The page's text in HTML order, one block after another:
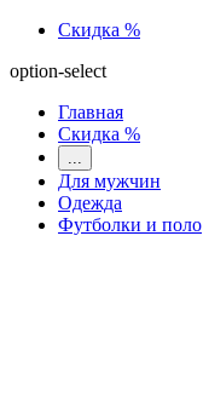
Скидка %
option-select
Главная
Скидка %
Для мужчин
Одежда
Футболки и поло